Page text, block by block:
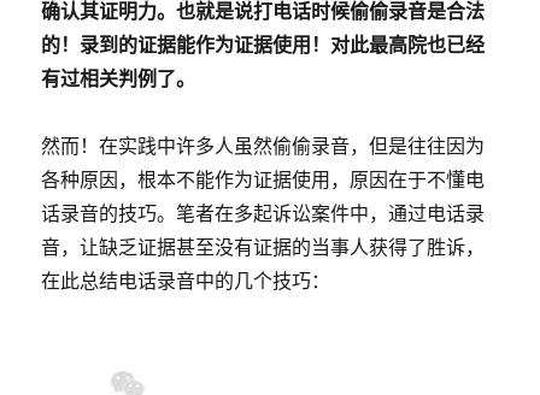
确认其证明力。也就是说打电话时候偷偷录音是合法
的！录到的证据能作为证据使用！对此最高院也已经
有过相关判例了。
然而！在实践中许多人虽然偷偷录音，但是往往因为
各种原因，根本不能作为证据使用，原因在于不懂电
话录音的技巧。笔者在多起诉讼案件中，通过电话录
音，让缺乏证据甚至没有证据的当事人获得了胜诉，
在此总结电话录音中的几个技巧：